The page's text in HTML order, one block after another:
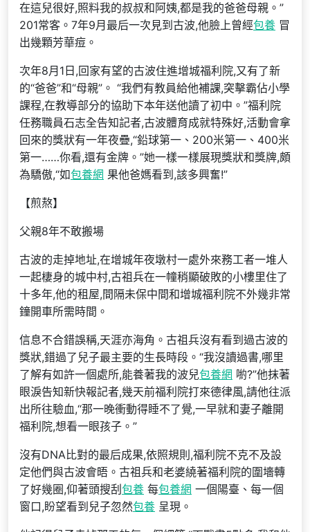
在這兒很好,照料我的叔叔和阿姨,都是我的爸爸母親。”
201常客。7年9月最后一次見到古波,他臉上曾經包養 冒
出幾顆芳華痘。
次年8月1日,回家有望的古波住進增城福利院,又有了新
的“爸爸”和“母親”。 “我們有教員給他補課,突擊霸佔小學
課程,在教導部分的協助下本年送他讀了初中。”福利院
任務職員石志全告知記者,古波體育成就特殊好,活動會拿
回來的獎狀有一年夜疊,“鉛球第一、200米第一、400米
第一……你看,還有金牌。”她一樣一樣展現獎狀和獎牌,頗
為驕傲,“如包養網 果他爸媽看到,該多興奮!”
【煎熬】
父親8年不敢搬場
古波的走掉地址,在增城年夜墩村一處外來務工者一堆人
一起棲身的城中村,古祖兵在一幢稍顯破敗的小樓里住了
十多年,他的租屋,間隔未保中間和增城福利院不外幾非常
鐘開車所需時間。
信息不合錯誤稱,天涯亦海角。古祖兵沒有看到過古波的
獎狀,錯過了兒子最主要的生長時段。“我沒讀過書,哪里
了解有如許一個處所,能養著我的波兒包養網 喲?”他抹著
眼淚告知新快報記者,幾天前福利院打來德律風,請他往派
出所往驗血,“那一晚衝動得睡不了覺,一早就和妻子離開
福利院,想看一眼孩子。”
沒有DNA比對的最后成果,依照規則,福利院不克不及設
定他們與古波會晤。古祖兵和老婆繞著福利院的圍墻轉
了好幾圈,仰著頭搜刮 包養 每包養網 一個陽臺、每一個
窗口,盼望看到兒子忽然包養 呈現。